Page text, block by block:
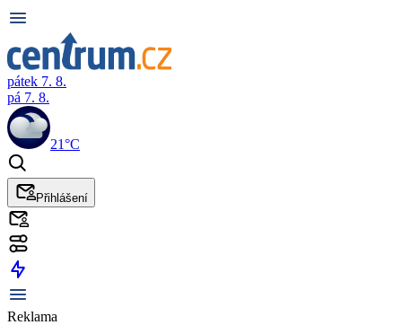
pátek 7. 8.
pá 7. 8.
21°C
Přihlášení
Reklama